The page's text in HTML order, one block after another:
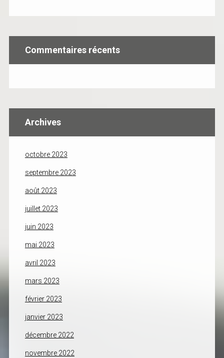
Commentaires récents
Archives
octobre 2023
septembre 2023
août 2023
juillet 2023
juin 2023
mai 2023
avril 2023
mars 2023
février 2023
janvier 2023
décembre 2022
novembre 2022